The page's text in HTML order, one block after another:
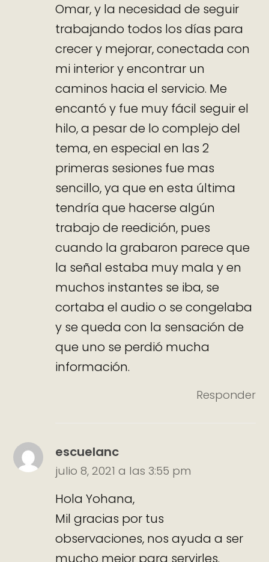
Omar, y la necesidad de seguir
trabajando todos los días para
crecer y mejorar, conectada con
mi interior y encontrar un
caminos hacia el servicio. Me
encantó y fue muy fácil seguir el
hilo, a pesar de lo complejo del
tema, en especial en las 2
primeras sesiones fue mas
sencillo, ya que en esta última
tendría que hacerse algún
trabajo de reedición, pues
cuando la grabaron parece que
la señal estaba muy mala y en
muchos instantes se iba, se
cortaba el audio o se congelaba
y se queda con la sensación de
que uno se perdió mucha
información.
Responder
escuelanc
julio 8, 2021 a las 3:55 pm
Hola Yohana,
Mil gracias por tus
observaciones, nos ayuda a ser
mucho mejor para servirles.